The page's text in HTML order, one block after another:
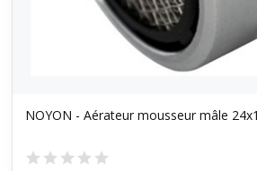
NOYON - Aérateur mousseur mâle